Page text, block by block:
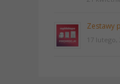
Zestawy
17 lutego,